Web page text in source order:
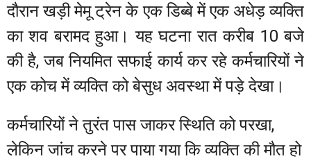
दौरान खड़ी मेमू ट्रेन के एक डिब्बे में एक अधेड़ व्यक्ति
का शव बरामद हुआ। यह घटना रात करीब 10 बजे
की है, जब नियमित सफाई कार्य कर रहे कर्मचारियों ने
एक कोच में व्यक्ति को बेसुध अवस्था में पड़े देखा।
कर्मचारियों ने तुरंत पास जाकर स्थिति को परखा,
लेकिन जांच करने पर पाया गया कि व्यक्ति की मौत हो